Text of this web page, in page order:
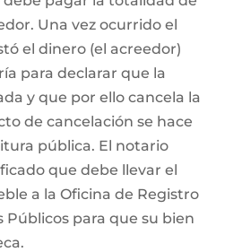
Una vez ocurrido el
el dinero (el acreedor)
para declarar que la
y que por ello cancela la
de cancelación se hace
pública. El notario
que debe llevar el
a la Oficina de Registro
para que su bien